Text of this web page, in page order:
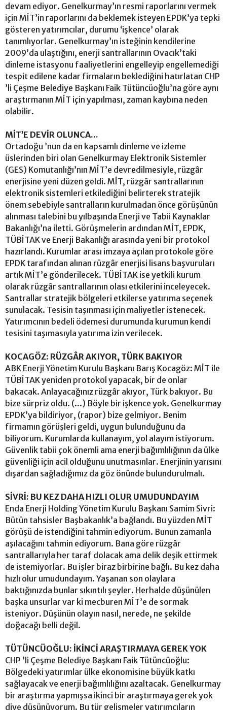
devam ediyor. Genelkurmay’ın resmi raporlarını vermek
için MİT’in raporlarını da beklemek isteyen EPDK’ya tepki
gösteren yatırımcılar, durumu ‘işkence’ olarak
tanımlıyorlar. Genelkurmay’ın isteğinin kendilerine
2009’da ulaştığını, enerji santrallarının Ovacık’taki
dinleme istasyonu faaliyetlerini engelleyip engellemediği
tespit edilene kadar firmaların beklediğini hatırlatan CHP
’li Çeşme Belediye Başkanı Faik Tütüncüoğlu’na göre aynı
araştırmanın MİT için yapılması, zaman kaybına neden
olabilir.
MİT’E DEVİR OLUNCA...
Ortadoğu ’nun da en kapsamlı dinleme ve izleme
üslerinden biri olan Genelkurmay Elektronik Sistemler
(GES) Komutanlığı’nın MİT’e devredilmesiyle, rüzgâr
enerjisine yeni düzen geldi. MİT, rüzgâr santrallarının
elektronik sistemleri etkilediğini belirterek stratejik
önem sebebiyle santralların kurulmadan önce görüşünün
alınması talebini bu yılbaşında Enerji ve Tabii Kaynaklar
Bakanlığı’na iletti. Görüşmelerin ardından MİT, EPDK,
TÜBİTAK ve Enerji Bakanlığı arasında yeni bir protokol
hazırlandı. Kurumlar arası imzaya açılan protokole göre
EPDK tarafından alınan rüzgâr enerjisi lisans başvuruları
artık MİT’e gönderilecek. TÜBİTAK ise yetkili kurum
olarak rüzgâr santrallarının olası etkilerini inceleyecek.
Santrallar stratejik bölgeleri etkilerse yatırıma seçenek
sunulacak. Tesisin taşınması için maliyetler istenecek.
Yatırımcının bedeli ödemesi durumunda kurumun kendi
tesisini taşımasıyla yatırıma izin verilecek.
KOCAGÖZ: RÜZGÂR AKIYOR, TÜRK BAKIYOR
ABK Enerji Yönetim Kurulu Başkanı Barış Kocagöz: MİT ile
TÜBİTAK yeniden protokol yapacak, bir de onlar
bakacak. Anlayacağınız rüzgâr akıyor, Türk bakıyor. Bu
bize sürpriz oldu. (...) Böyle bir işkence yok. Genelkurmay
EPDK’ya bildiriyor, (rapor) bize gelmiyor. Benim
firmamın görüşleri geldi, uygun bulunduğunu da
biliyorum. Kurumlarda kullanayım, yol alayım istiyorum.
Güvenlik tabii çok önemli ama enerji bağımlılığının da ülke
güvenliği için acil olduğunu unutmasınlar. Enerjinin yarısını
dışardan sağladığımız da göz önünde bulundurulmalı.
SİVRİ: BU KEZ DAHA HIZLI OLUR UMUDUNDAYIM
Enda Enerji Holding Yönetim Kurulu Başkanı Samim Sivri:
Bütün tahsisler Başbakanlık’a bağlandı. Bu yüzden MİT
görüşü de istendiğini tahmin ediyorum. Bunun zamanla
aşılacağını tahmin ediyorum. Bana göre rüzgâr
santrallarıyla her taraf dolacak ama delik deşik ettirmek
de istemiyorlar. Bu işler biraz birbirine bağlı. Bu kez daha
hızlı olur umudundayım. Yaşanan son olaylara
baktığınızda bunlar sıkıntılı şeyler. Herhalde düşünülen
başka unsurlar var ki mecburen MİT’e de sormak
isteniyor. Düşünün olayın nasıl, nerede, ne şekilde
doğacağı belli değil.
TÜTÜNCÜOĞLU: İKİNCİ ARAŞTIRMAYA GEREK YOK
CHP ’li Çeşme Belediye Başkanı Faik Tütüncüoğlu:
Bölgedeki yatırımlar ülke ekonomisine büyük katkı
sağlayacak ve enerji bağımlılığını azaltacak. Genelkurmay
bir araştırma yapmışsa ikinci bir araştırmaya gerek yok
diye düşünüyorum. Bu tür gelişmeler yatırımcıların